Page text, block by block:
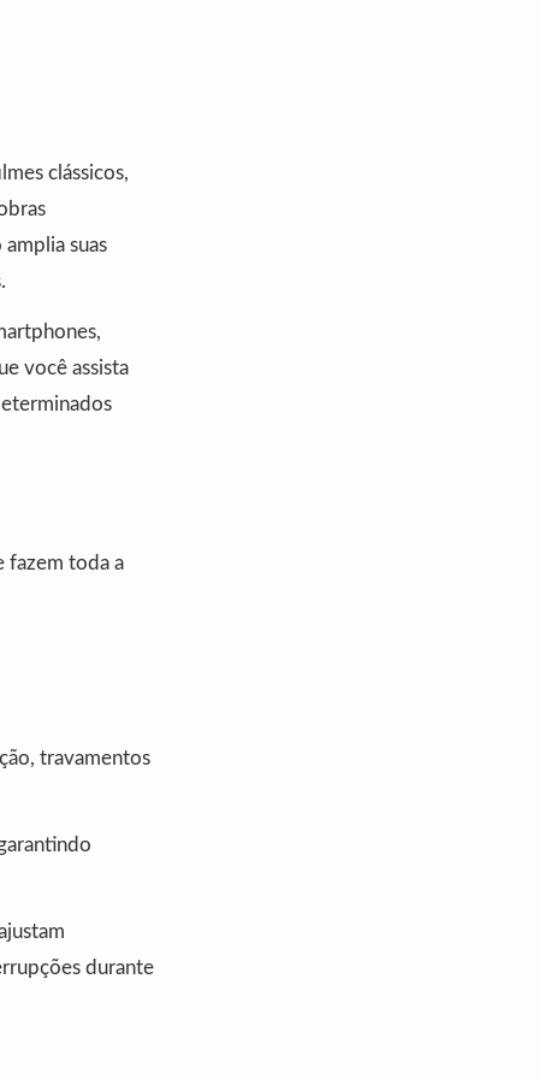
clássicos,
suas
você assista
fazem toda a
travamentos
durante